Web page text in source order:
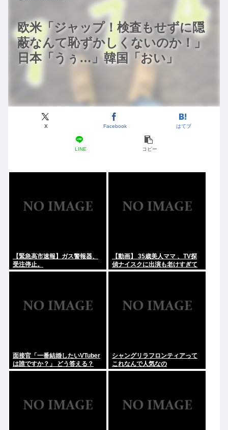
欧米「ジャップ！検査もせずに隠
蔽なんて恥ずかしくないのか！」
日本「うぅ…」韓国「おい」
X Facebook はてブ
LINE コピー
【緊急高市速報】ガス警報器、
受注停止。
【動画】 35歳美人ママ 、TV探
偵ナイスクに出演も老けすぎて
いる48歳だろと誹謗中傷
面接官「一番結婚したいVTuber
は誰ですか？」 どう答える？
シャングリラフロンティアって
これなんで人気なの